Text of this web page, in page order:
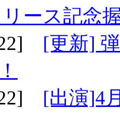
ース記念
[更新]
[出演]4